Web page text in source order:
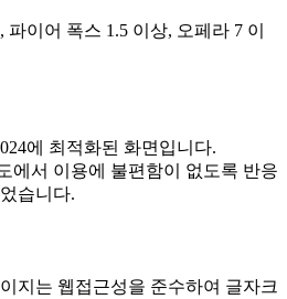
이어 폭스 1.5 이상, 오페라 7 이
에 최적화된 화면입니다.
에서 이용에 불편함이 없도록 반응
습니다.
지는 웹접근성을 준수하여 글자크